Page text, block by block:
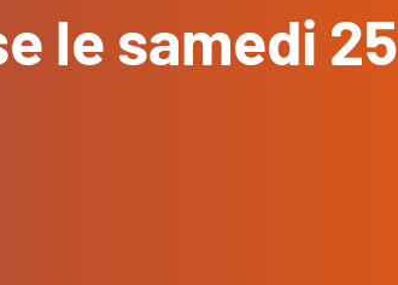
le samedi 25